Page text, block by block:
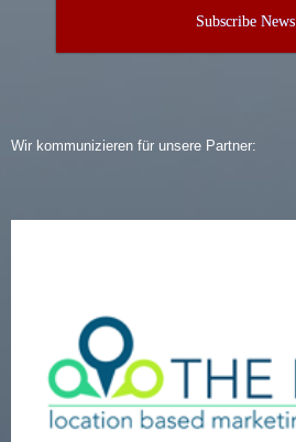
Subscribe News
Wir kommunizieren für unsere Partner: